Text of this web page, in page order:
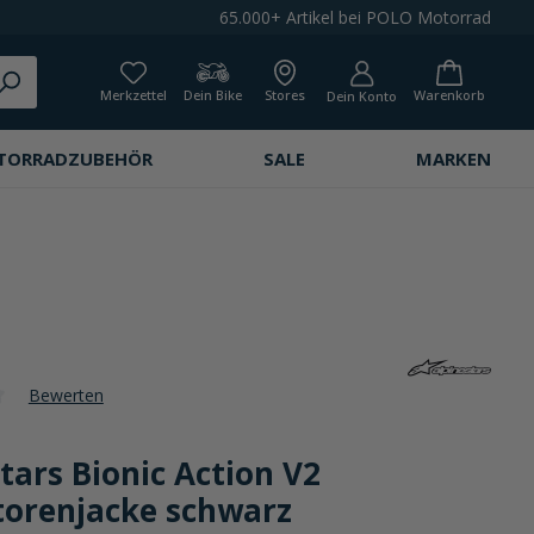
65.000+ Artikel bei POLO Motorrad
Merkzettel Dein Bike Stores Dein Konto Warenkorb
SALE MARKEN
Bewerten
Bionic Action V2
schwarz